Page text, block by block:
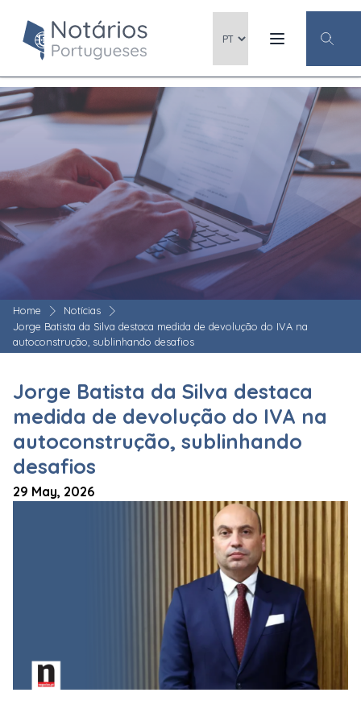
Home
Notícias
Jorge Batista da Silva destaca medida de devolução do IVA na
autoconstrução, sublinhando desafios
Jorge Batista da Silva destaca
medida de devolução do IVA na
autoconstrução, sublinhando
desafios
29 May, 2026